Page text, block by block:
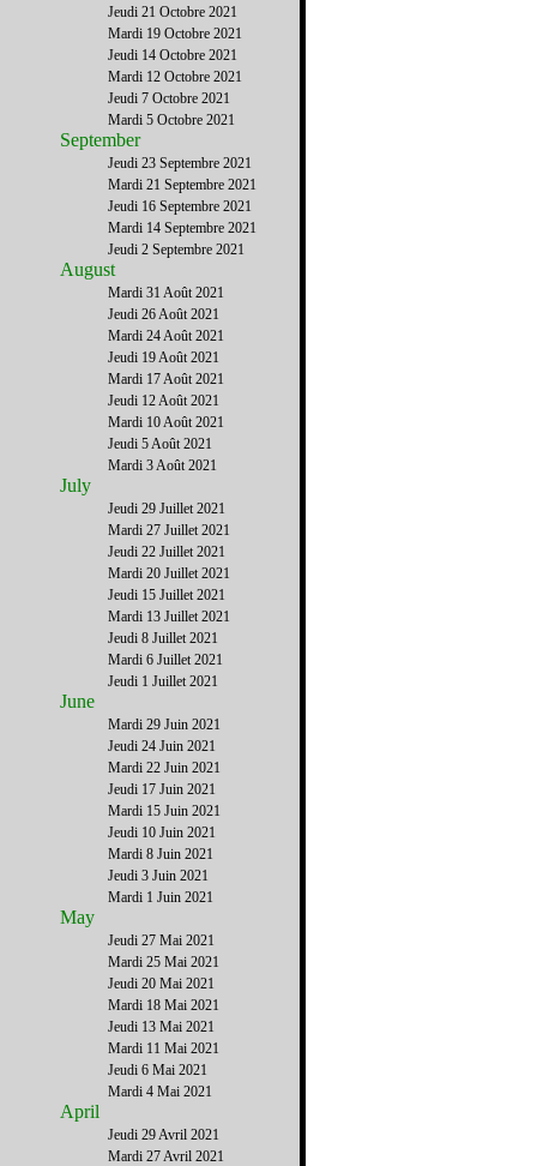
Jeudi 21 Octobre 2021
Mardi 19 Octobre 2021
Jeudi 14 Octobre 2021
Mardi 12 Octobre 2021
Jeudi 7 Octobre 2021
Mardi 5 Octobre 2021
September
Jeudi 23 Septembre 2021
Mardi 21 Septembre 2021
Jeudi 16 Septembre 2021
Mardi 14 Septembre 2021
Jeudi 2 Septembre 2021
August
Mardi 31 Août 2021
Jeudi 26 Août 2021
Mardi 24 Août 2021
Jeudi 19 Août 2021
Mardi 17 Août 2021
Jeudi 12 Août 2021
Mardi 10 Août 2021
Jeudi 5 Août 2021
Mardi 3 Août 2021
July
Jeudi 29 Juillet 2021
Mardi 27 Juillet 2021
Jeudi 22 Juillet 2021
Mardi 20 Juillet 2021
Jeudi 15 Juillet 2021
Mardi 13 Juillet 2021
Jeudi 8 Juillet 2021
Mardi 6 Juillet 2021
Jeudi 1 Juillet 2021
June
Mardi 29 Juin 2021
Jeudi 24 Juin 2021
Mardi 22 Juin 2021
Jeudi 17 Juin 2021
Mardi 15 Juin 2021
Jeudi 10 Juin 2021
Mardi 8 Juin 2021
Jeudi 3 Juin 2021
Mardi 1 Juin 2021
May
Jeudi 27 Mai 2021
Mardi 25 Mai 2021
Jeudi 20 Mai 2021
Mardi 18 Mai 2021
Jeudi 13 Mai 2021
Mardi 11 Mai 2021
Jeudi 6 Mai 2021
Mardi 4 Mai 2021
April
Jeudi 29 Avril 2021
Mardi 27 Avril 2021